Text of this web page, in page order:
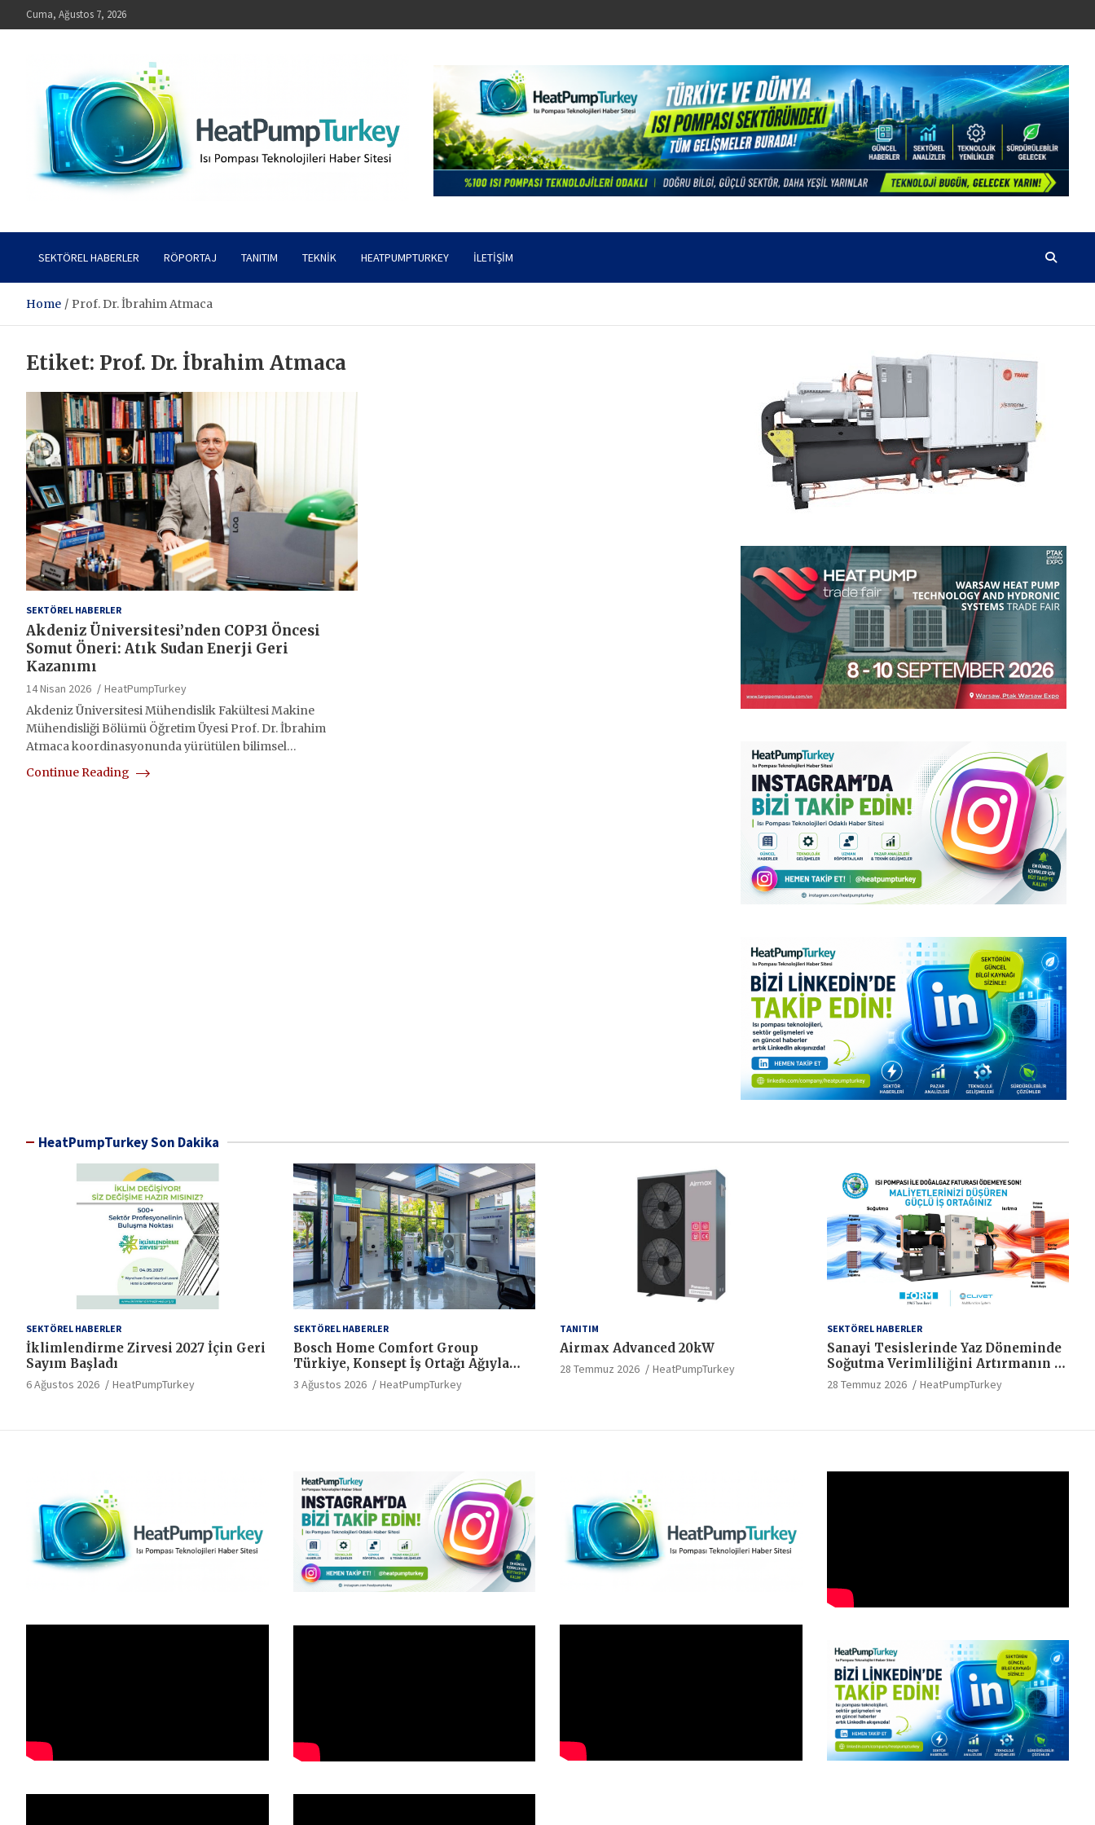
to
Cuma, Ağustos 7, 2026
SEKTÖREL HABERLER RÖPORTAJ TANITIM TEKNIK HEATPUMPTURKEY İLETIŞIM
Home Prof. Dr. İbrahim Atmaca
Etiket: Prof. Dr. İbrahim Atmaca
SEKTÖREL HABERLER
Akdeniz Üniversitesi’nden COP31 Öncesi
Somut Öneri: Atık Sudan Enerji Geri
Kazanımı
14 Nisan 2026
HeatPumpTurkey
Akdeniz Üniversitesi Mühendislik Fakültesi Makine
Mühendisliği Bölümü Öğretim Üyesi Prof. Dr. İbrahim
Atmaca koordinasyonunda yürütülen bilimsel…
Continue Reading
HeatPumpTurkey Son Dakika
SEKTÖREL HABERLER
İklimlendirme Zirvesi 2027 İçin Geri
Sayım Başladı
6 Ağustos 2026 HeatPumpTurkey
SEKTÖREL HABERLER
Bosch Home Comfort Group
Türkiye, Konsept İş Ortağı Ağıyla
Hizmet Standartlarında Yeni Bir
Dönem Başlatıyor
3 Ağustos 2026 HeatPumpTurkey
TANITIM
Airmax Advanced 20kW
28 Temmuz 2026 HeatPumpTurkey
SEKTÖREL HABERLER
Sanayi Tesislerinde Yaz Döneminde
Soğutma Verimliliğini Artırmanın 5
Kritik Yolu
28 Temmuz 2026 HeatPumpTurkey